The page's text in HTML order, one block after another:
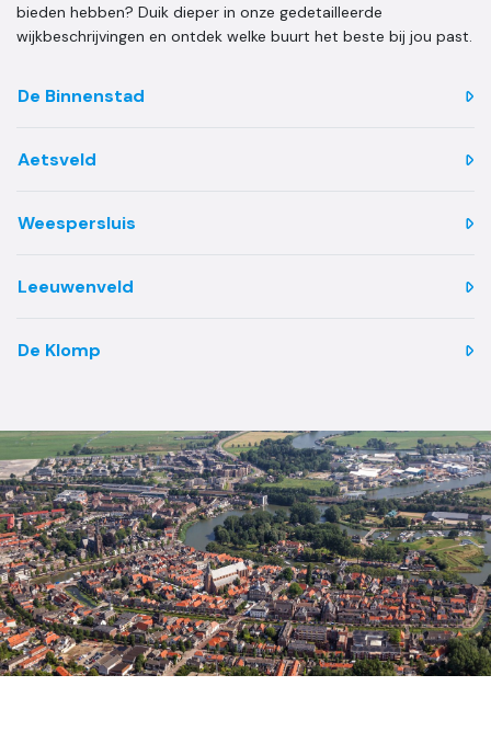
bieden hebben? Duik dieper in onze gedetailleerde
wijkbeschrijvingen en ontdek welke buurt het beste bij jou past.
De Binnenstad
Aetsveld
Weespersluis
Leeuwenveld
De Klomp